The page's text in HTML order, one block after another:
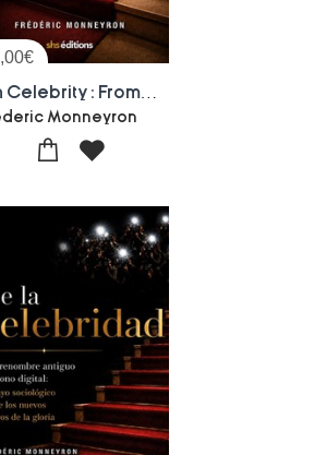
€
Monneyron